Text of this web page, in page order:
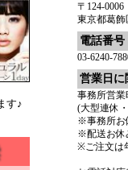
す♪
〒124-0006
東京都葛飾
電話番号
03-6240-
営業日に
事務所営業
(大型連休
※事務所お
※配送お休
※ご注文は